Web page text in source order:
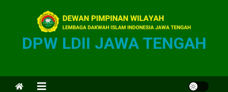
DPW LDII JAWA TENGAH